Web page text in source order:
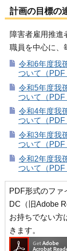
計画の目標の
障害者雇用推進
職員を中心に、
令和6年度我
ついて（PDF
令和5年度我
ついて（PDF
令和4年度我
ついて（PDF
令和3年度我
ついて（PDF
令和2年度我
ついて（PDF
PDF形式のファ
DC（旧Adobe
お持ちでない方
きます。